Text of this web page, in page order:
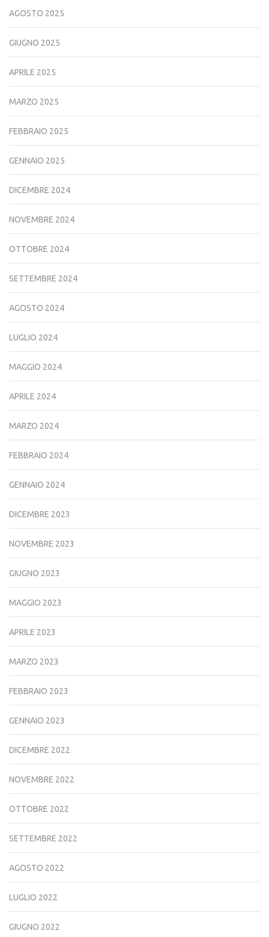
AGOSTO 2025
GIUGNO 2025
APRILE 2025
MARZO 2025
FEBBRAIO 2025
GENNAIO 2025
DICEMBRE 2024
NOVEMBRE 2024
OTTOBRE 2024
SETTEMBRE 2024
AGOSTO 2024
LUGLIO 2024
MAGGIO 2024
APRILE 2024
MARZO 2024
FEBBRAIO 2024
GENNAIO 2024
DICEMBRE 2023
NOVEMBRE 2023
GIUGNO 2023
MAGGIO 2023
APRILE 2023
MARZO 2023
FEBBRAIO 2023
GENNAIO 2023
DICEMBRE 2022
NOVEMBRE 2022
OTTOBRE 2022
SETTEMBRE 2022
AGOSTO 2022
LUGLIO 2022
GIUGNO 2022